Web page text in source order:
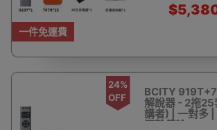
一件免運費
24%
OFF
BCITY
解說器 - 2拖25
講者) | 一對多
距離傳輸